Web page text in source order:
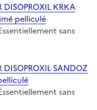
DISOPROXIL KRKA
pelliculé
sans
DISOPROXIL SANDOZ
sans